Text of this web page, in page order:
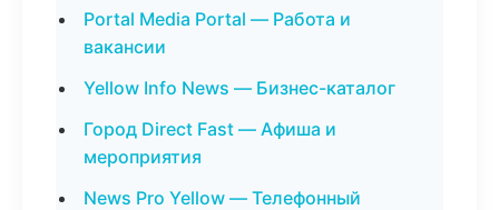
Portal Media Portal — Работа и
вакансии
Yellow Info News — Бизнес-каталог
Город Direct Fast — Афиша и
мероприятия
News Pro Yellow — Телефонный